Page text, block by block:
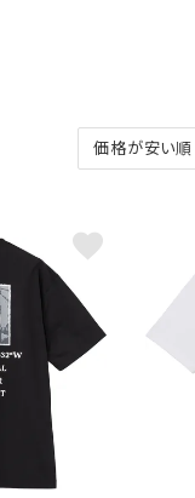
価格が安い順